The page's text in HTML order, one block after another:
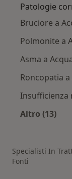
Patologie
Bruciore a
Polmonite a
Asma a
Roncopatia
Insufficienza
Altro (13)
Specialisti In
Fonti